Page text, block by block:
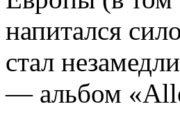
напитался
стал
— альбом